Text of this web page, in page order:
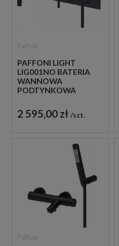
PAFFONI LIGHT
LIG001NO BATERIA
WANNOWA
PODTYNKOWA
CZARNA
2 595,00 zł szt.